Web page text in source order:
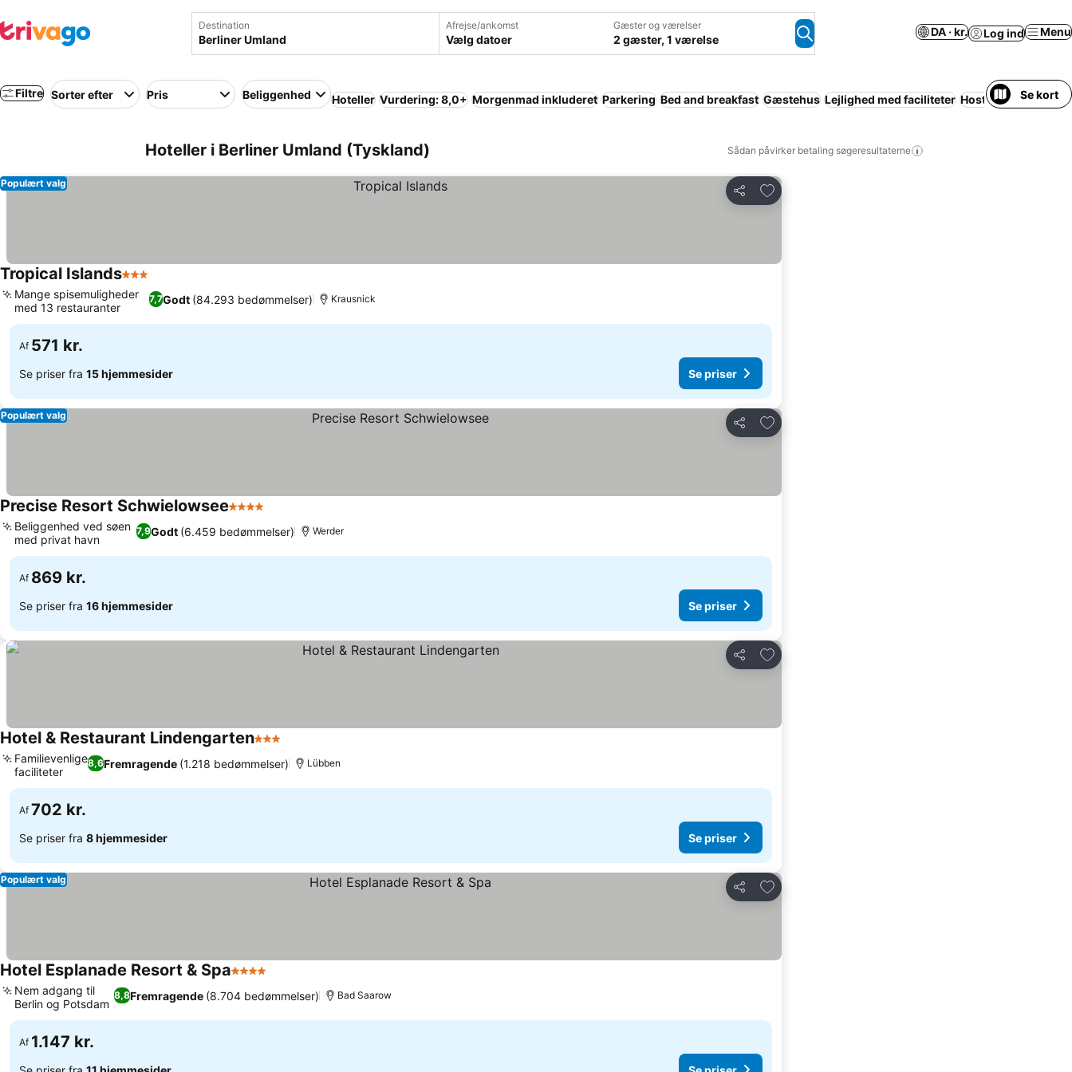
Destination Afrejse/ankomst
Vælg datoer
Gæster og værelser
2 gæster, 1 værelse
DA · kr. Log ind Menu
Filtre Sorter efter Pris Beliggenhed Hoteller Vurdering: 8,0+ Morgenmad inkluderet Parkering Bed and breakfast Gæstehus Lejlighed med faciliteter Hostel Resort Wi-fi
Se kort
Hoteller i Berliner Umland (Tyskland) Sådan påvirker betaling søgeresultaterne
Del
Føj til favoritter
Populært valg
Tropical Islands3 Stjerner
7,7Godt (84.293 bedømmelser)
Mange spisemuligheder
med 13 restauranter
Krausnick
Af 571 kr.
Se priser fra 15 hjemmesider Se priser
Del
Føj til favoritter
Populært valg
Precise Resort Schwielowsee4 Stjerner
7,9Godt (6.459 bedømmelser)
Beliggenhed ved søen
med privat havn
Werder
Af 869 kr.
Se priser fra 16 hjemmesider Se priser
Del
Føj til favoritter
Hotel & Restaurant Lindengarten3 Stjerner
8,6Fremragende (1.218 bedømmelser)
Familievenlige
faciliteter
Lübben
Af 702 kr.
Se priser fra 8 hjemmesider Se priser
Del
Føj til favoritter
Populært valg
Hotel Esplanade Resort & Spa4 Stjerner
8,8Fremragende (8.704 bedømmelser)
Nem adgang til
Berlin og Potsdam
Bad Saarow
Af 1.147 kr.